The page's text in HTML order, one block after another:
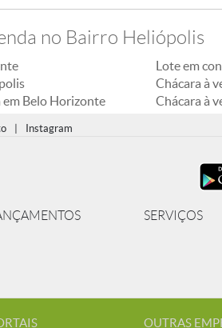
no Bairro Heliópolis
em Belo Horizonte
Lote em
Chácara à
Chácara à
Instagram
SERVIÇOS
OUTRAS